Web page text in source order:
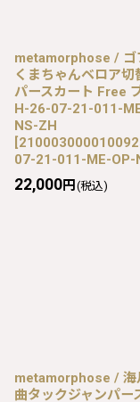
metamorphose / ゴ
くまちゃんベロア切
パースカート Free
H-26-07-21-011-
NS-ZH
[
07-21-011-ME-OP-
22,000円 (税込)
metamorphose / 海
曲タックジャンパー